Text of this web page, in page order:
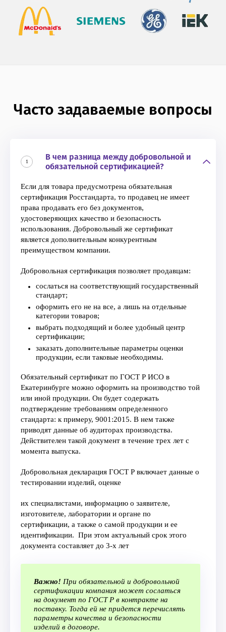
Часто задаваемые вопросы
1
В чем разница между добровольной и
обязательной сертификацией?
Если для товара предусмотрена обязательная
сертификация Росстандарта, то продавец не имеет
права продавать его без документов,
удостоверяющих качество и безопасность
использования. Добровольный же сертификат
является дополнительным конкурентным
преимуществом компании.
Добровольная сертификация позволяет продавцам:
сослаться на соответствующий государственный
стандарт;
оформить его не на все, а лишь на отдельные
категории товаров;
выбрать подходящий и более удобный центр
сертификации;
заказать дополнительные параметры оценки
продукции, если таковые необходимы.
Обязательный сертификат по ГОСТ Р ИСО в
Екатеринбурге можно оформить на производство той
или иной продукции. Он будет содержать
подтверждение требованиям определенного
стандарта: к примеру, 9001:2015. В нем также
приводят данные об аудиторах производства.
Действителен такой документ в течение трех лет с
момента выпуска.
Добровольная декларация ГОСТ Р включает данные о
тестировании изделий, оценке
их специалистами, информацию о заявителе,
изготовителе, лаборатории и органе по
сертификации, а также о самой продукции и ее
идентификации. При этом актуальный срок этого
документа составляет до 3-х лет
Важно! При обязательной и добровольной
сертификации компания может сослаться
на документ по ГОСТ Р в контракте на
поставку. Тогда ей не придется перечислять
параметры качества и безопасности
изделий в договоре.